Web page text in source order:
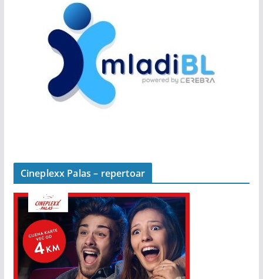
Cineplexx Palas – repertoar